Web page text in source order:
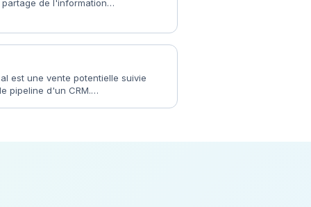
partage de l'information…
est une vente potentielle suivie
pipeline d'un CRM.…